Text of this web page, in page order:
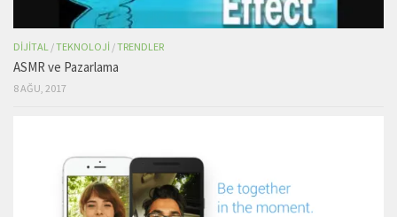
DIJITAL /TEKNOLOJI /TRENDLER
ASMR ve Pazarlama
8 AĞU, 2017